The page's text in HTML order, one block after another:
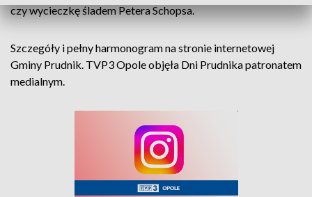
czy wycieczkę śladem Petera Schopsa.
Szczegóły i pełny harmonogram na stronie internetowej
Gminy Prudnik. TVP3 Opole objęła Dni Prudnika patronatem
medialnym.